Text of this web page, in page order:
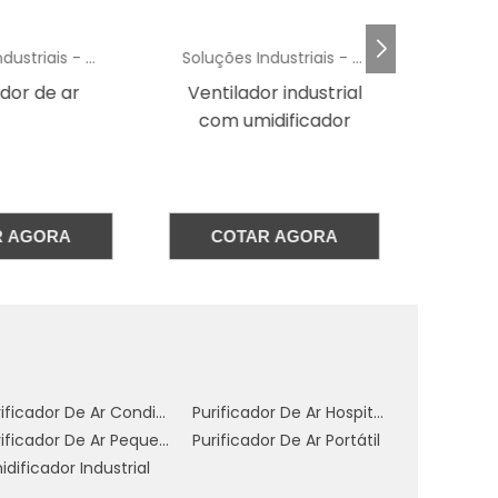
industrial
AGORA
Climatizador portatil
com agua
COTAR AGORA
Purificador De Ar Condicionado
Purificador De Ar Hospitalar
Purificador De Ar Pequeno
Purificador De Ar Portátil
Industrial